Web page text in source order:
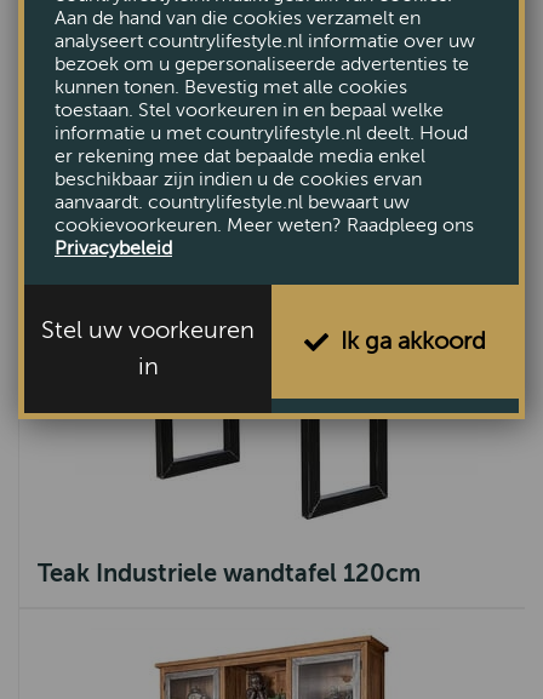
Teak Industriele winkelkast 200cm
VAN €2580,-
VOOR €2195,-
Teak Industriele wandtafel 120cm
Aan de hand van die cookies verzamelt en
analyseert countrylifestyle.nl informatie over uw
bezoek om u gepersonaliseerde advertenties te
kunnen tonen. Bevestig met alle cookies
toestaan. Stel voorkeuren in en bepaal welke
informatie u met countrylifestyle.nl deelt. Houd
er rekening mee dat bepaalde media enkel
beschikbaar zijn indien u de cookies ervan
aanvaardt. countrylifestyle.nl bewaart uw
cookievoorkeuren. Meer weten? Raadpleeg ons
Privacybeleid
Stel uw voorkeuren
in
Ik ga akkoord